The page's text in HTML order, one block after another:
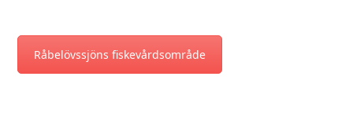
Råbelövssjöns fiskevårdsområde